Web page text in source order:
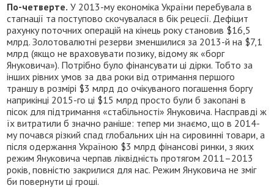
По-четверте. У 2013-му економіка України перебувала в
стагнації та поступово скочувалася в бік рецесії. Дефіцит
рахунку поточних операцій на кінець року становив $16,5
млрд. Золотовалютні резерви зменшилися за 2013-й на $7,1
млрд (якщо не враховувати позику, відому як «борг
Януковича»). Потрібно було фінансувати ці дірки. Тобто за
інших рівних умов за два роки від отримання першого
траншу в розмірі $3 млрд до очікуваного погашення боргу
наприкінці 2015-го ці $15 млрд просто були б закопані в
пісок для підтримання «стабільності» Януковича. Насправді ж
їх витратили б значно раніше: тепер ми знаємо, що в 2014-
му почався різкий спад глобальних цін на сировинні товари, а
після одержання Україною $3 млрд фінансові ринки, з яких
режим Януковича черпав ліквідність протягом 2011–2013
років, повністю закрилися для нас. Режим Януковича не зміг
би повернути ці гроші.